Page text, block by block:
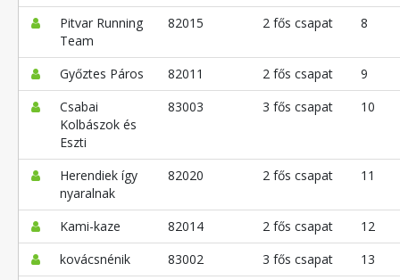
Pitvar Running
Team
82015 2 fős csapat 8
Győztes Páros 82011 2 fős csapat
9
Csabai
Kolbászok és
Eszti
83003 3 fős csapat 10
Herendiek így
nyaralnak
82020 2 fős csapat 11
Kami-kaze 82014 2 fős csapat
12
kovácsnénik
83002 3 fős csapat
13